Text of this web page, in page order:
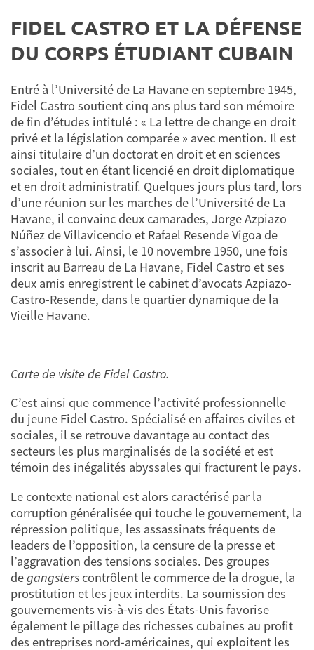
FIDEL CASTRO ET LA DÉFENSE
DU CORPS ÉTUDIANT CUBAIN
Entré à l’Université de La Havane en septembre 1945,
Fidel Castro soutient cinq ans plus tard son mémoire
de fin d’études intitulé : « La lettre de change en droit
privé et la législation comparée » avec mention. Il est
ainsi titulaire d’un doctorat en droit et en sciences
sociales, tout en étant licencié en droit diplomatique
et en droit administratif. Quelques jours plus tard, lors
d’une réunion sur les marches de l’Université de La
Havane, il convainc deux camarades, Jorge Azpiazo
Núñez de Villavicencio et Rafael Resende Vigoa de
s’associer à lui. Ainsi, le 10 novembre 1950, une fois
inscrit au Barreau de La Havane, Fidel Castro et ses
deux amis enregistrent le cabinet d’avocats Azpiazo-
Castro-Resende, dans le quartier dynamique de la
Vieille Havane.
Carte de visite de Fidel Castro.
C’est ainsi que commence l’activité professionnelle
du jeune Fidel Castro. Spécialisé en affaires civiles et
sociales, il se retrouve davantage au contact des
secteurs les plus marginalisés de la société et est
témoin des inégalités abyssales qui fracturent le pays.
Le contexte national est alors caractérisé par la
corruption généralisée qui touche le gouvernement, la
répression politique, les assassinats fréquents de
leaders de l’opposition, la censure de la presse et
l’aggravation des tensions sociales. Des groupes
degangsters contrôlent le commerce de la drogue, la
prostitution et les jeux interdits. La soumission des
gouvernements vis-à-vis des États-Unis favorise
également le pillage des richesses cubaines au profit
des entreprises nord-américaines, qui exploitent les